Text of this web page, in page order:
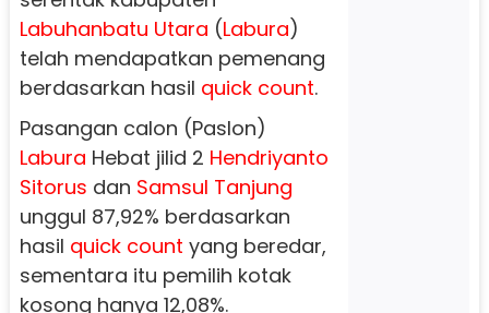
Labuhanbatu Utara (Labura)
telah mendapatkan pemenang
berdasarkan hasil quick count.
Pasangan calon (Paslon)
Labura Hebat jilid 2 Hendriyanto
Sitorus dan Samsul Tanjung
unggul 87,92% berdasarkan
hasil quick count yang beredar,
sementara itu pemilih kotak
kosong hanya 12,08%.